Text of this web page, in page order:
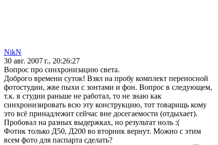
NikN
30 авг. 2007 г., 20:26:27
Вопрос про синхронизацию света.
Доброго времени суток! Взял на пробу комплект переносной
фотостудии, жве пыхи с зонтами и фон. Вопрос в следующем,
т.к. в студии раньше не работал, то не знаю как
синхронизировать всю эту конструкцию, тот товарищь кому
это всё принадлежит сейчас вне досегаемости (отдыхает).
Пробовал на разных выдержках, но результат ноль :(
Фотик только Д50, Д200 во вторник вернут. Можно с этим
всем фото для паспарта сделать?